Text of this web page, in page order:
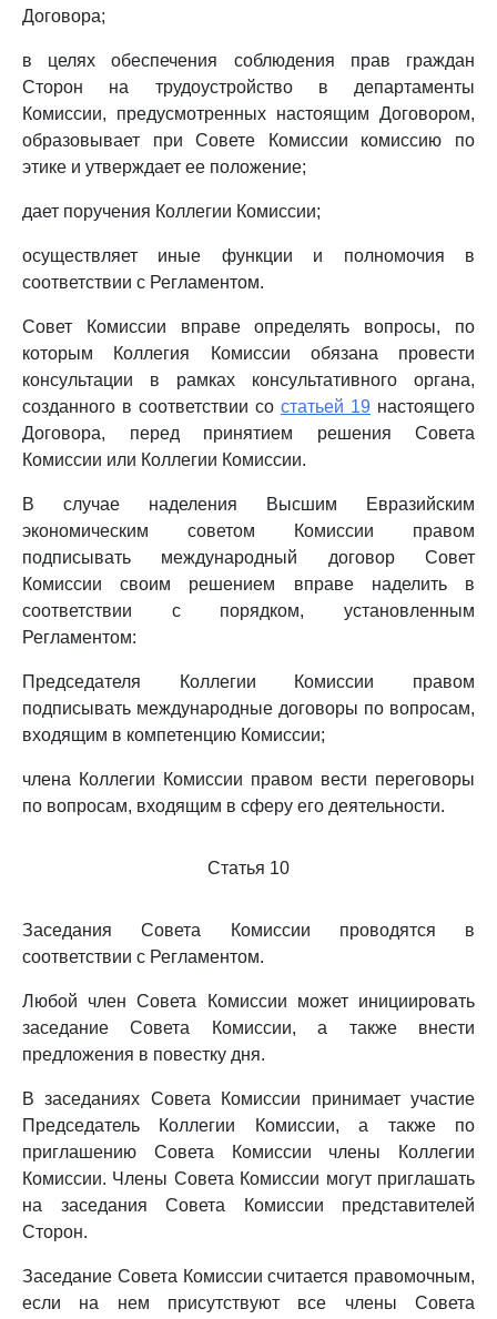
Договора;
в целях обеспечения соблюдения прав граждан
Сторон на трудоустройство в департаменты
Комиссии, предусмотренных настоящим Договором,
образовывает при Совете Комиссии комиссию по
этике и утверждает ее положение;
дает поручения Коллегии Комиссии;
осуществляет иные функции и полномочия в
соответствии с Регламентом.
Совет Комиссии вправе определять вопросы, по
которым Коллегия Комиссии обязана провести
консультации в рамках консультативного органа,
созданного в соответствии со статьей 19 настоящего
Договора, перед принятием решения Совета
Комиссии или Коллегии Комиссии.
В случае наделения Высшим Евразийским
экономическим советом Комиссии правом
подписывать международный договор Совет
Комиссии своим решением вправе наделить в
соответствии с порядком, установленным
Регламентом:
Председателя Коллегии Комиссии правом
подписывать международные договоры по вопросам,
входящим в компетенцию Комиссии;
члена Коллегии Комиссии правом вести переговоры
по вопросам, входящим в сферу его деятельности.
Статья 10
Заседания Совета Комиссии проводятся в
соответствии с Регламентом.
Любой член Совета Комиссии может инициировать
заседание Совета Комиссии, а также внести
предложения в повестку дня.
В заседаниях Совета Комиссии принимает участие
Председатель Коллегии Комиссии, а также по
приглашению Совета Комиссии члены Коллегии
Комиссии. Члены Совета Комиссии могут приглашать
на заседания Совета Комиссии представителей
Сторон.
Заседание Совета Комиссии считается правомочным,
если на нем присутствуют все члены Совета